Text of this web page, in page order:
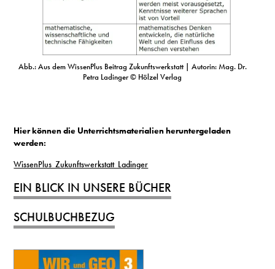
Abb.: Aus dem WissenPlus Beitrag Zukunftswerkstatt | Autorin: Mag. Dr.
Petra Ladinger © Hölzel Verlag
Hier können die Unterrichtsmaterialien heruntergeladen
werden:
WissenPlus_Zukunftswerkstatt_Ladinger
EIN BLICK IN UNSERE BÜCHER
SCHULBUCHBEZUG